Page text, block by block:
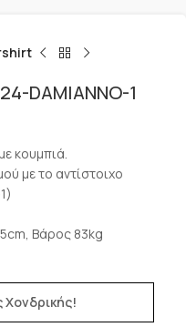
DAMIANNO-1
κουμπιά.
με το αντίστοιχο
Βάρος 83kg
Χονδρικής!